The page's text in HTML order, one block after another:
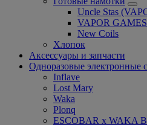
Uncle Stas
VAPOR GAMES
New Coils
Хлопок
Аксессуары и запчасти
Одноразовые электронные
Inflave
Lost Mary
Waka
Plonq
ESCOBAR x WAKA